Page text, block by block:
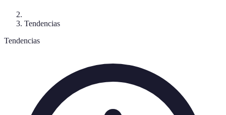
Tendencias
Tendencias